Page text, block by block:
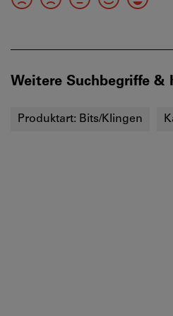
Weitere Suchbegriffe &
Produktart: Bits/Klingen